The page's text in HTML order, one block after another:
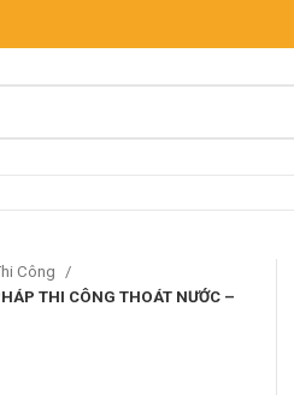
Công
THI CÔNG THOÁT NƯỚC –